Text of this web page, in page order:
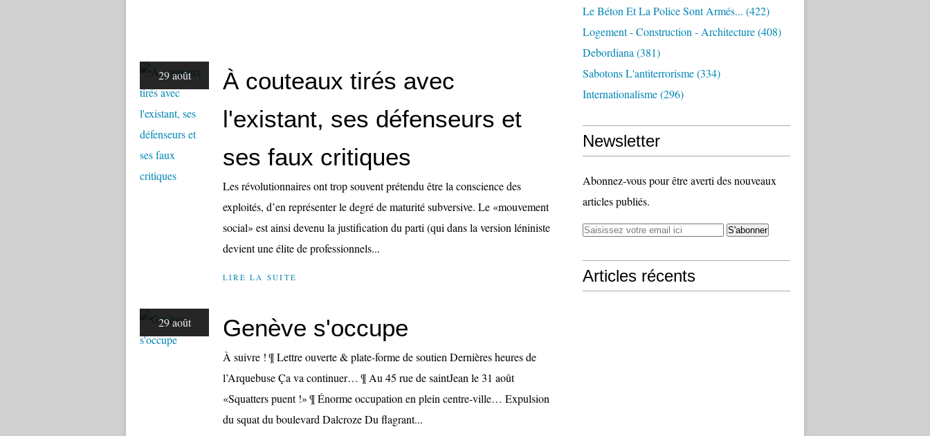
29 août
À couteaux tirés avec
l'existant, ses défenseurs et
ses faux critiques
Les révolutionnaires ont trop souvent prétendu être la conscience des
exploités, d’en représenter le degré de maturité subversive. Le «mouvement
social» est ainsi devenu la justification du parti (qui dans la version léniniste
devient une élite de professionnels...
LIRE LA SUITE
29 août Genève s'occupe
À suivre ! ¶ Lettre ouverte & plate-forme de soutien Dernières heures de
l’Arquebuse Ça va continuer… ¶ Au 45 rue de saintJean le 31 août
«Squatters puent !» ¶ Énorme occupation en plein centre-ville… Expulsion
du squat du boulevard Dalcroze Du flagrant...
Le Béton Et La Police Sont Armés... (422)
Logement - Construction - Architecture(408)
Debordiana (381)
Sabotons L'antiterrorisme(334)
Internationalisme(296)
Newsletter
Abonnez-vous pour être averti des nouveaux
articles publiés.
Articles récents